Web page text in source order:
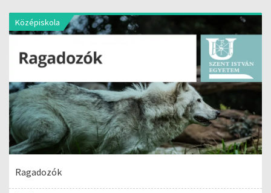
Középiskola
Ragadozók